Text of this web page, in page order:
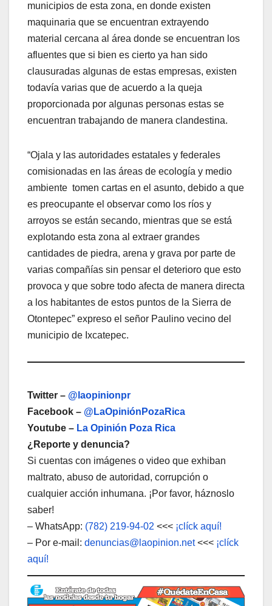
municipios de esta zona, en donde existen
maquinaria que se encuentran extrayendo
material cercana al área donde se encuentran los
afluentes que si bien es cierto ya han sido
clausuradas algunas de estas empresas, existen
todavía varias que de acuerdo a la queja
proporcionada por algunas personas estas se
encuentran trabajando de manera clandestina.
“Ojala y las autoridades estatales y federales
comisionadas en las áreas de ecología y medio
ambiente tomen cartas en el asunto, debido a que
es preocupante el observar como los ríos y
arroyos se están secando, mientras que se está
explotando esta zona al extraer grandes
cantidades de piedra, arena y grava por parte de
varias compañías sin pensar el deterioro que esto
provoca y que sobre todo afecta de manera directa
a los habitantes de estos puntos de la Sierra de
Otontepec” expreso el señor Paulino vecino del
municipio de Ixcatepec.
Twitter – @laopinionpr
Facebook – @LaOpiniónPozaRica
Youtube – La Opinión Poza Rica
¿Reporte y denuncia?
Si cuentas con imágenes o video que exhiban
maltrato, abuso de autoridad, corrupción o
cualquier acción inhumana. ¡Por favor, háznoslo
saber!
– WhatsApp: (782) 219-94-02 <<< ¡clíck aquí!
– Por e-mail: denuncias@laopinion.net<<< ¡clíck
aquí!